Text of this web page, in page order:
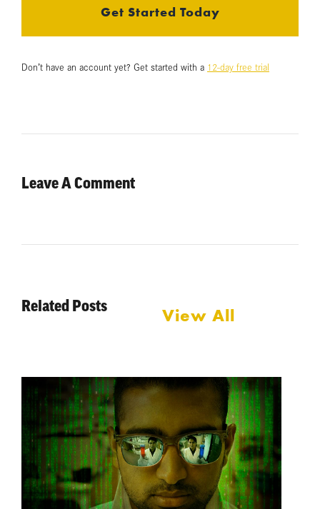
Get Started Today
Don’t have an account yet? Get started with a 12-day free trial
Leave A Comment
Related Posts View All